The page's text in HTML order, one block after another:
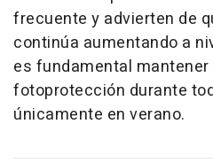
frecuente y advierten de
continúa aumentando a
es fundamental
fotoprotección durante
únicamente en verano.